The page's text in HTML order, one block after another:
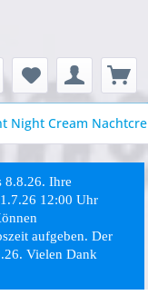
Night Cream
8.8.26. Ihre
12:00 Uhr
aufgeben. Der
Vielen Dank